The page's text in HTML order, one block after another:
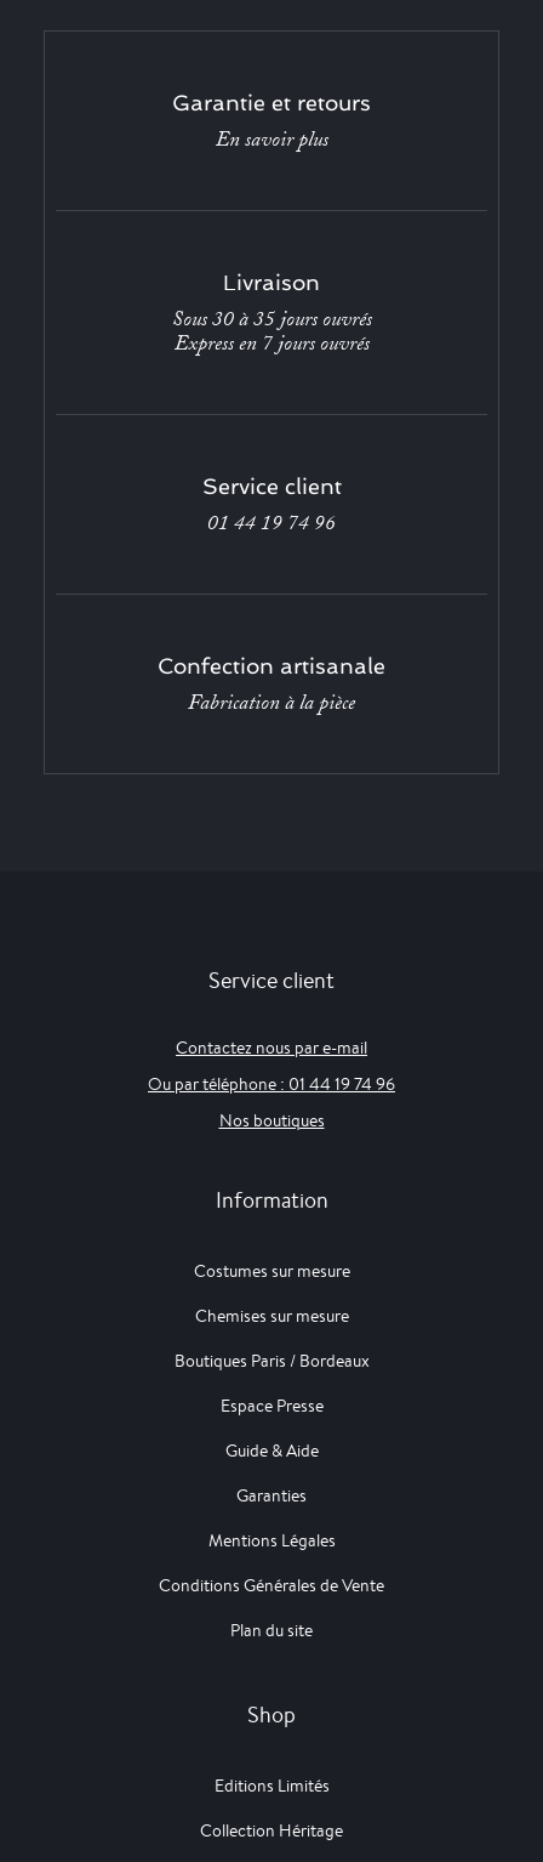
Garantie et retours
En savoir plus
Livraison
Sous 30 à 35 jours ouvrés
Express en 7 jours ouvrés
Service client
01 44 19 74 96
Confection artisanale
Fabrication à la pièce
Service client
Contactez nous par e-mail
Ou par téléphone : 01 44 19 74 96
Nos boutiques
Information
Costumes sur mesure
Chemises sur mesure
Boutiques Paris / Bordeaux
Espace Presse
Guide & Aide
Garanties
Mentions Légales
Conditions Générales de Vente
Plan du site
Shop
Editions Limités
Collection Héritage